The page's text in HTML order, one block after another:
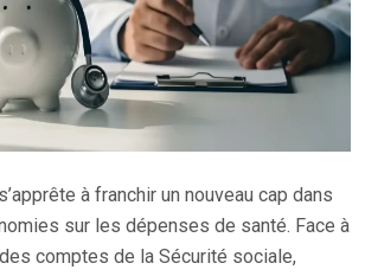
à franchir un nouveau cap dans
sur les dépenses de santé. Face à
comptes de la Sécurité sociale,